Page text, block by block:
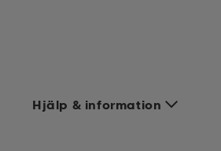
Hjälp & information